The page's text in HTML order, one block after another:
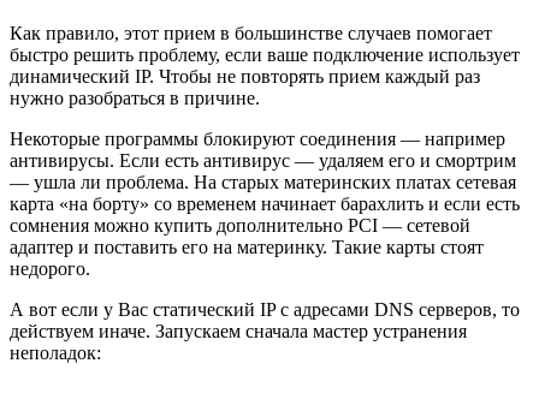
Как правило, этот прием в большинстве случаев помогает
быстро решить проблему, если ваше подключение использует
динамический IP. Чтобы не повторять прием каждый раз
нужно разобраться в причине.
Некоторые программы блокируют соединения — например
антивирусы. Если есть антивирус — удаляем его и смортрим
— ушла ли проблема. На старых материнских платах сетевая
карта «на борту» со временем начинает барахлить и если есть
сомнения можно купить дополнительно PCI — сетевой
адаптер и поставить его на материнку. Такие карты стоят
недорого.
А вот если у Вас статический IP с адресами DNS серверов, то
действуем иначе. Запускаем сначала мастер устранения
неполадок: